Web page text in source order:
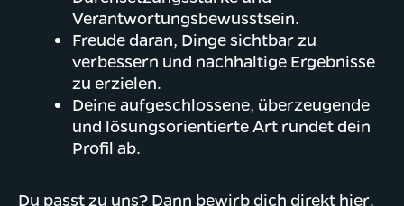
Verantwortungsbewusstsein.
Freude daran, Dinge sichtbar zu
verbessern und nachhaltige Ergebnisse
zu erzielen.
Deine aufgeschlossene, überzeugende
und lösungsorientierte Art rundet dein
Profil ab.
Du passt zu uns? Dann bewirb dich direkt hier.